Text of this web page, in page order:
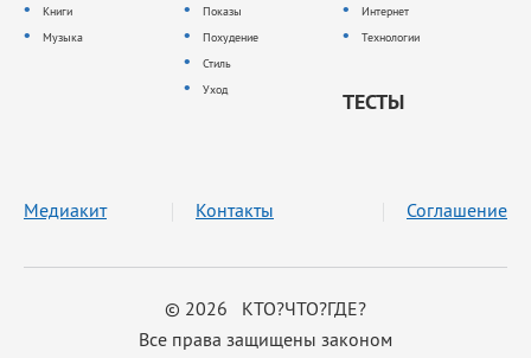
Книги
Музыка
Показы
Похудение
Стиль
Уход
Интернет
Технологии
ТЕСТЫ
© 2026 КТО?ЧТО?ГДЕ?
Все права защищены законом
Медиакит Контакты Соглашение